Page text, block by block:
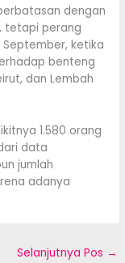
dengan
tetapi perang
ketika
benteng
dan Lembah
1.580 orang
data
jumlah
adanya
Selanjutnya Pos →